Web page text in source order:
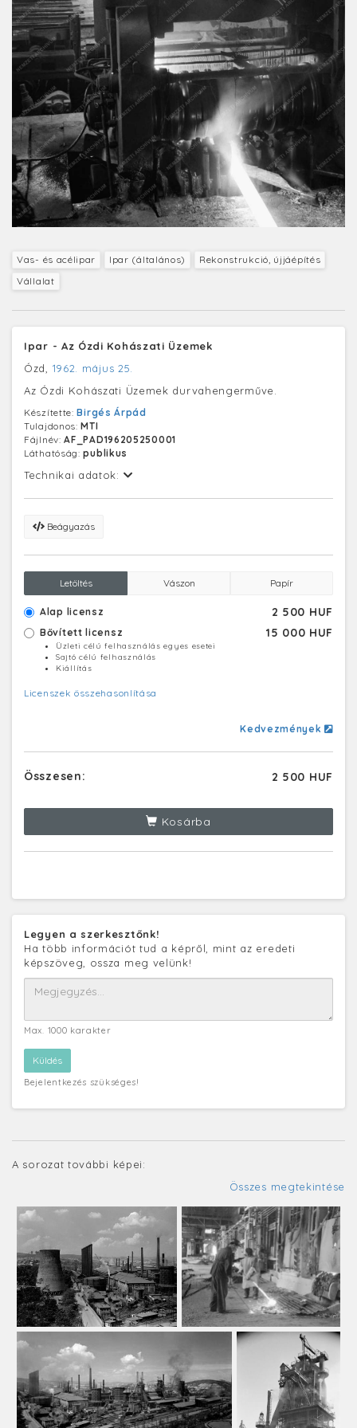
Vas- és acélipar Ipar (általános)
Rekonstrukció, újjáépítés
Vállalat
Ipar - Az Ózdi Kohászati Üzemek
Ózd, 1962. május 25.
Az Ózdi Kohászati Üzemek durvahengerműve.
Készítette:Birgés Árpád
Tulajdonos:MTI
Fájlnév:AF_PAD196205250001
Láthatóság:publikus
Technikai adatok:
Beágyazás
Letöltés Vászon Papír
Alap licensz 2 500 HUF
Bővített licensz 15 000 HUF
Üzleti célú felhasználás egyes esetei
Sajtó célú felhasználás
Kiállítás
Licenszek összehasonlítása
Kedvezmények
Összesen: 2 500 HUF
Kosárba
Legyen a szerkesztőnk!
Ha több információt tud a képről, mint az eredeti
képszöveg, ossza meg velünk!
Max. 1000 karakter
Bejelentkezés szükséges!
A sorozat további képei:
Összes megtekintése